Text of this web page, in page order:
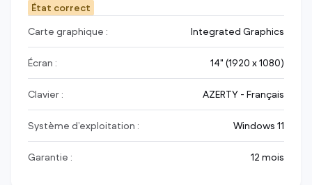
État correct
Carte graphique :
Integrated Graphics
Écran : 14" (1920 x 1080)
Clavier : AZERTY - Français
Système d’exploitation : Windows 11
Garantie : 12 mois